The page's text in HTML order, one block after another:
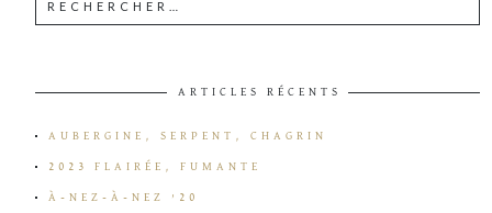
ARTICLES RÉCENTS
AUBERGINE, SERPENT, CHAGRIN
2023 FLAIRÉE, FUMANTE
À-NEZ-À-NEZ ’20